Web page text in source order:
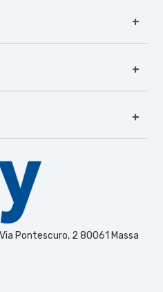
Pontescuro, 2 80061 Massa